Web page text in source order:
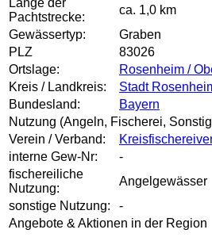
Länge der
Pachtstrecke:
ca. 1,0 km
Gewässertyp:
Graben
PLZ
83026
Ortslage:
Rosenheim /
Kreis / Landkreis:
Stadt
Bundesland:
Bayern
Nutzung (Angeln, Fischerei,
Verein / Verband:
interne Gew-Nr:
-
fischereiliche
Nutzung:
Angelgewässer
sonstige Nutzung:
-
Angebote & Aktionen in der Region